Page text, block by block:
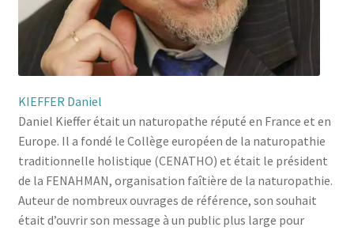
KIEFFER Daniel
Daniel Kieffer était un naturopathe réputé en France et en
Europe. Il a fondé le Collège européen de la naturopathie
traditionnelle holistique (CENATHO) et était le président
de la FENAHMAN, organisation faîtière de la naturopathie.
Auteur de nombreux ouvrages de référence, son souhait
était d’ouvrir son message à un public plus large pour